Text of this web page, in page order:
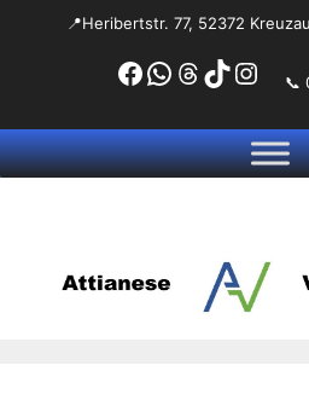
📍Heribertstr. 77, 52372 Kreuzau
Facebook
WhatsApp
Threads
TikTok📞